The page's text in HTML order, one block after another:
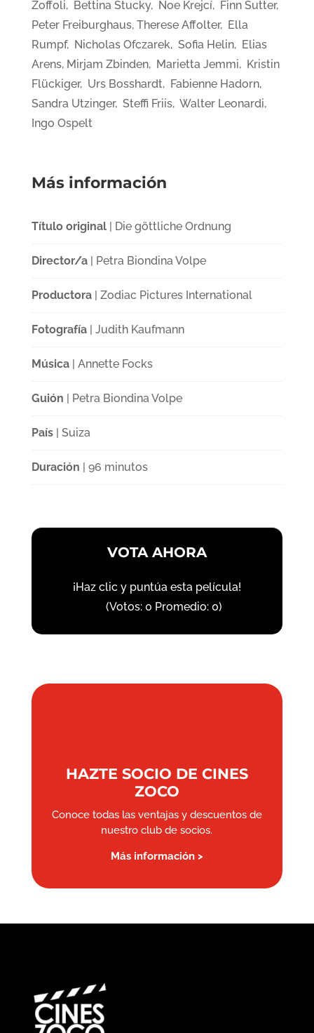
Zoffoli, Bettina Stucky, Noe Krejcí, Finn Sutter,
Peter Freiburghaus, Therese Affolter, Ella
Rumpf, Nicholas Ofczarek, Sofia Helin, Elias
Arens, Mirjam Zbinden, Marietta Jemmi, Kristin
Flückiger, Urs Bosshardt, Fabienne Hadorn,
Sandra Utzinger, Steffi Friis, Walter Leonardi,
Ingo Ospelt
Más información
Título original| Die göttliche Ordnung
Director/a| Petra Biondina Volpe
Productora| Zodiac Pictures International
Fotografía| Judith Kaufmann
Música| Annette Focks
Guión | Petra Biondina Volpe
País| Suiza
Duración | 96 minutos
VOTA AHORA
¡Haz clic y puntúa esta película!
(Votos: 0 Promedio: 0)
HAZTE SOCIO DE CINES
ZOCO
Conoce todas las ventajas y descuentos de
nuestro club de socios.
Más información >